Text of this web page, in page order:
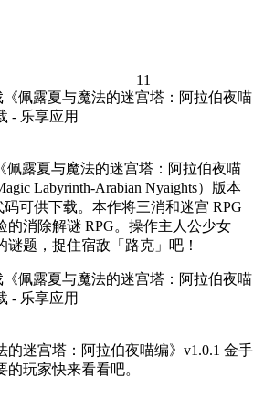
11
佩露夏与魔法的迷宫塔：阿拉伯夜喵
Labyrinth-Arabian Nyaights）版本
可供下载。本作将三消和迷宫 RPG
的消除解谜 RPG。操作主人公少女
谜题，捉住宿敌「路克」吧！
的迷宫塔：阿拉伯夜喵编》v1.0.1 金手
玩家快来看看吧。